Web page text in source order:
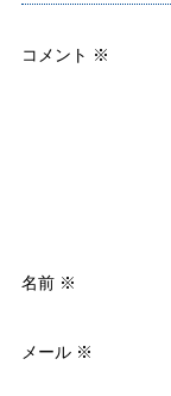
コメント ※
名前 ※
メール ※